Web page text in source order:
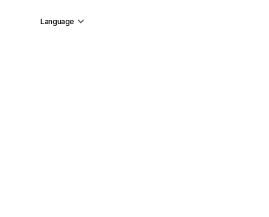
Language